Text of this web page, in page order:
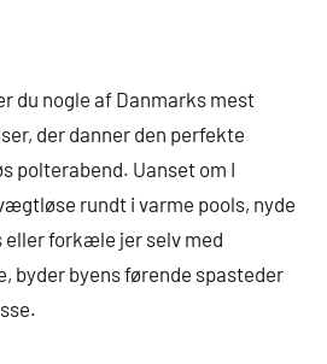
du nogle af Danmarks mest
der danner den perfekte
polterabend. Uanset om I
rundt i varme pools, nyde
eller forkæle jer selv med
byder byens førende spasteder